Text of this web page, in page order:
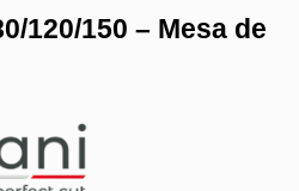
120/150 – Mesa de